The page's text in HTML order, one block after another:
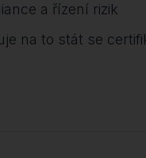
a řízení rizik
na to stát se